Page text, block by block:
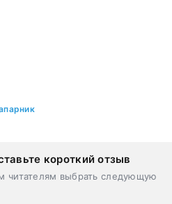
короткий отзыв
читателям выбрать следующую